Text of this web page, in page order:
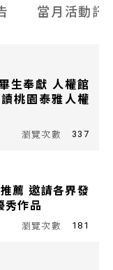
當月活動訊
生奉獻 人權館
桃園泰雅人權
337
薦 邀請各界發
秀作品
181